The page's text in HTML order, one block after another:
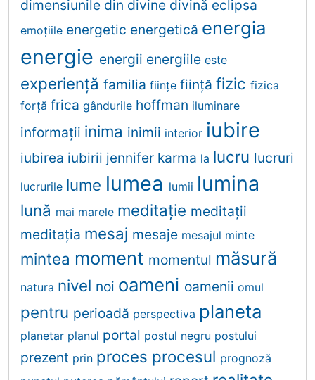
dimensiunile din divine divină eclipsa
emoţiile energetic energetică energia
energie energii energiile este
experiență familia fiinţe fiinţă fizic fizica
forță frica gândurile hoffman iluminare
informații inima inimii interior iubire
iubirea iubirii jennifer karma la lucru lucruri
lucrurile lume lumea lumii lumina
lună mai marele meditaţie meditaţii
meditația mesaj mesaje mesajul minte
mintea moment momentul măsură
natura nivel noi oameni oamenii omul
pentru perioadă perspectiva planeta
planetar planul portal postul negru postului
prezent prin proces procesul prognoză